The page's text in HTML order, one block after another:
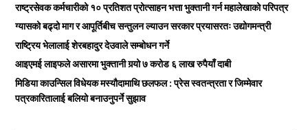
राष्ट्रसेवक कर्मचारीको १० प्रतिशत प्रोत्साहन भत्ता भुक्तानी गर्न महालेखाको परिपत्र
ग्यासको बढ्दो माग र आपूर्तिबीच सन्तुलन ल्याउन सरकार प्रयासरतः उद्योगमन्त्री
राष्ट्रिय भेलालाई शेरबहादुर देउवाले सम्बोधन गर्ने
आइएमई लाइफले असारमा भुक्तानी गर्‍यो ७ करोड ६ लाख रुपैयाँ दाबी
मिडिया काउन्सिल विधेयक मस्यौदामाथि छलफल : प्रेस स्वतन्त्रता र जिम्मेवार
पत्रकारितालाई बलियो बनाउनुपर्ने सुझाव